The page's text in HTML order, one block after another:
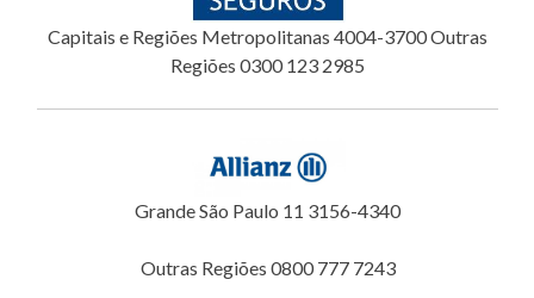
Capitais e Regiões Metropolitanas 4004-3700 Outras
Regiões 0300 123 2985
Grande São Paulo 11 3156-4340
Outras Regiões 0800 777 7243